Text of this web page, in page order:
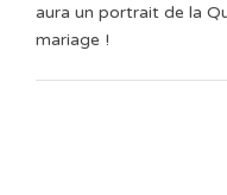
aura un portrait de la
mariage !